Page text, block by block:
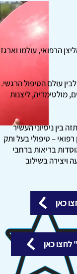
הרפואי, עולמו וארגז
עולם הטיפול הרגשי.
מולטימדיה, ליצנות
בין ניסיוני העשיר
– טיפולי בעל ותק
ומוסדות בריאות ברחבי
ויצירה בשילוב
כאן
לחצו כאן